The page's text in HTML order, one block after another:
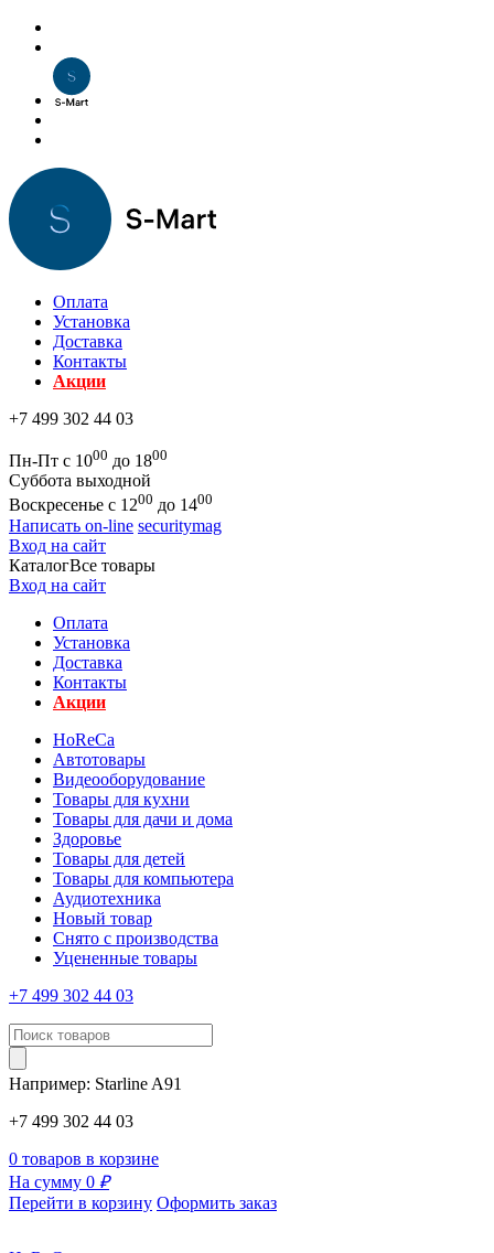
Оплата
Установка
Доставка
Контакты
Акции
+7 499 302 44 03
Пн-Пт с 1000 до 1800
Суббота выходной
Воскресенье с 1200 до 1400
Написать on-line securitymag
Вход на сайт
КаталогВсе товары
Вход на сайт
Оплата
Установка
Доставка
Контакты
Акции
HoReCa
Автотовары
Видеооборудование
Товары для кухни
Товары для дачи и дома
Здоровье
Товары для детей
Товары для компьютера
Аудиотехника
Новый товар
Снято с производства
Уцененные товары
+7 499 302 44 03
Например: Starline A91
+7 499 302 44 03
0 товаров в корзине
На сумму 0 ₽
Перейти в корзину Оформить заказ